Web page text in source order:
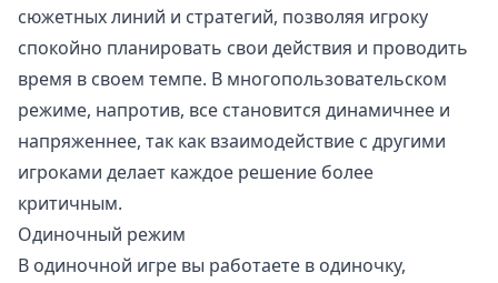
сюжетных линий и стратегий, позволяя игроку
спокойно планировать свои действия и проводить
время в своем темпе. В многопользовательском
режиме, напротив, все становится динамичнее и
напряженнее, так как взаимодействие с другими
игроками делает каждое решение более
критичным.
Одиночный режим
В одиночной игре вы работаете в одиночку,